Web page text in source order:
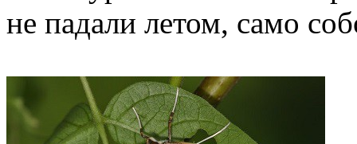
не падали летом, само